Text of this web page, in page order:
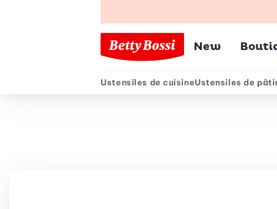
Menu
New
Menu secondaire
Ustensiles de cuisineUstensiles de